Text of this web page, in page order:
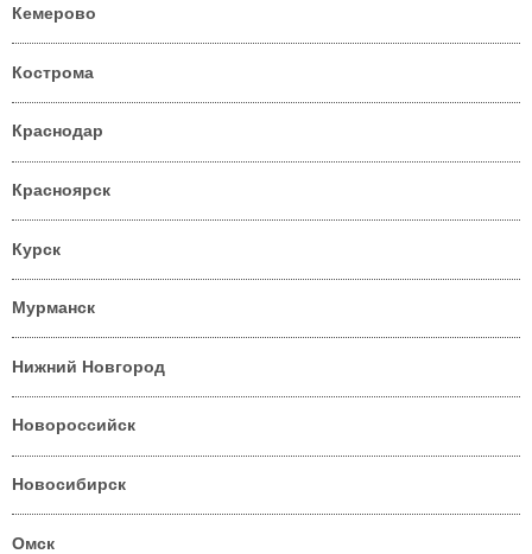
Кемерово
Кострома
Краснодар
Красноярск
Курск
Мурманск
Нижний Новгород
Новороссийск
Новосибирск
Омск